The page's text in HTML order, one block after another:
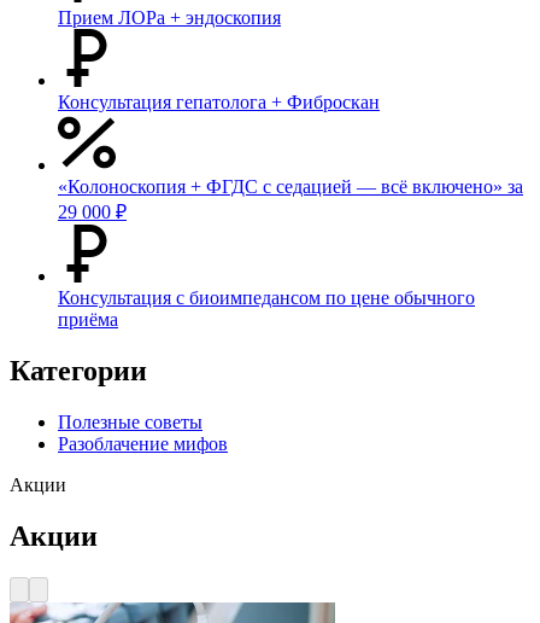
Прием ЛОРа + эндоскопия
Консультация гепатолога + Фиброскан
«Колоноскопия + ФГДС с седацией — всё включено» за
29 000 ₽
Консультация с биоимпедансом по цене обычного
приёма
Категории
Полезные советы
Разоблачение мифов
Акции
Акции